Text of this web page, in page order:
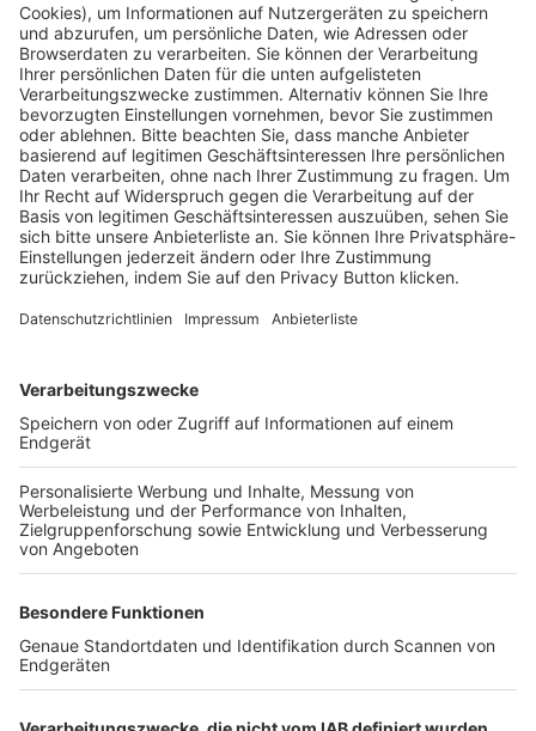
Pässe und Vereinswechsel
Trainerausbildung
Schulungsangebot Vereinsmitarbeiter
BFV-Geschäftsstellen
Trainerbörse
Login SpielPlus
FOLGE DEM BFV
TOP-VEREINE
TOP-PARTNER